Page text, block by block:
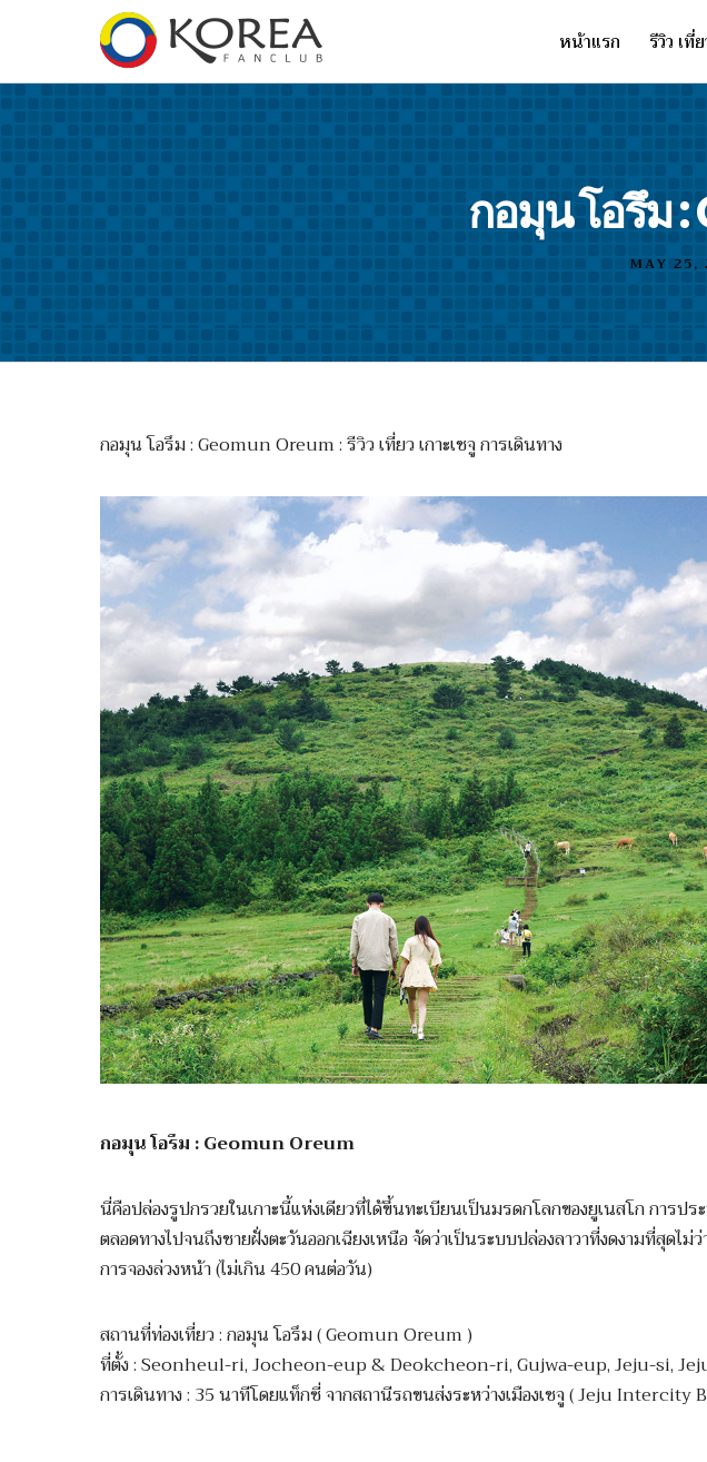
หน้าแรก รีวิว เที่
กอมุน โอรึม
MAY 25,
กอมุน โอรึม : Geomun Oreum : รีวิว เที่ยว เกาะเชจู การเดินทาง
กอมุน โอรึม : Geomun Oreum
นี่คือปล่องรูปกรวยในเกาะนี้แห่งเดียวที่ได้ขึ้นทะเบียนเป็นมรดกโลกของยูเนสโก การปร
ตลอดทางไปจนถึงชายฝั่งตะวันออกเฉียงเหนือ จัดว่าเป็นระบบปล่องลาวาที่งดงามที่สุดไม่
การจองล่วงหน้า (ไม่เกิน 450 คนต่อวัน)
สถานที่ท่องเที่ยว : กอมุน โอรึม ( Geomun Oreum )
ที่ตั้ง : Seonheul-ri, Jocheon-eup & Deokcheon-ri, Gujwa-eup, Jeju-si,
การเดินทาง : 35 นาทีโดยแท็กซี่ จากสถานีรถขนส่งระหว่างเมืองเชจู ( Jeju Intercity